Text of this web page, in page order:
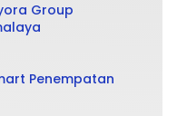
Group
Penempatan